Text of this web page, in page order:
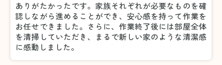
ありがたかったです。家族それぞれが必要なものを確
認しながら進めることができ、安心感を持って作業を
お任せできました。さらに、作業終了後には部屋全体
を清掃していただき、まるで新しい家のような清潔感
に感動しました。